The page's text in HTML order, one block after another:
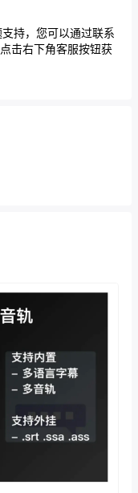
持，您可以通过联系
击右下角客服按钮获